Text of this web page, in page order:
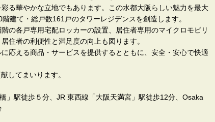
る華やかな立地でもあります。この水都大阪らしい魅力を最大
建て・総戸数161戸のタワーレジデンスを創造します。
の各戸専用宅配ロッカーの設置、居住者専用のマイクロモビリ
住者の利便性と満足度の向上も図ります。
応える商品・サービスを提供するとともに、安全・安心で快適
してまいります。
」駅徒歩５分、JR 東西線「大阪天満宮」駅徒歩12分、Osaka